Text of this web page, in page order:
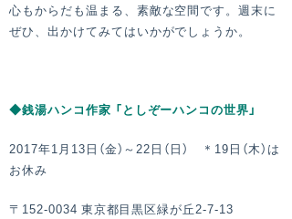
心もからだも温まる、素敵な空間です。週末に
ぜひ、出かけてみてはいかがでしょうか。
◆銭湯ハンコ作家 「としぞーハンコの世界」
2017年1月13日（金）～22日（日） ＊19日（木）は
お休み
〒152-0034 東京都目黒区緑が丘2-7-13